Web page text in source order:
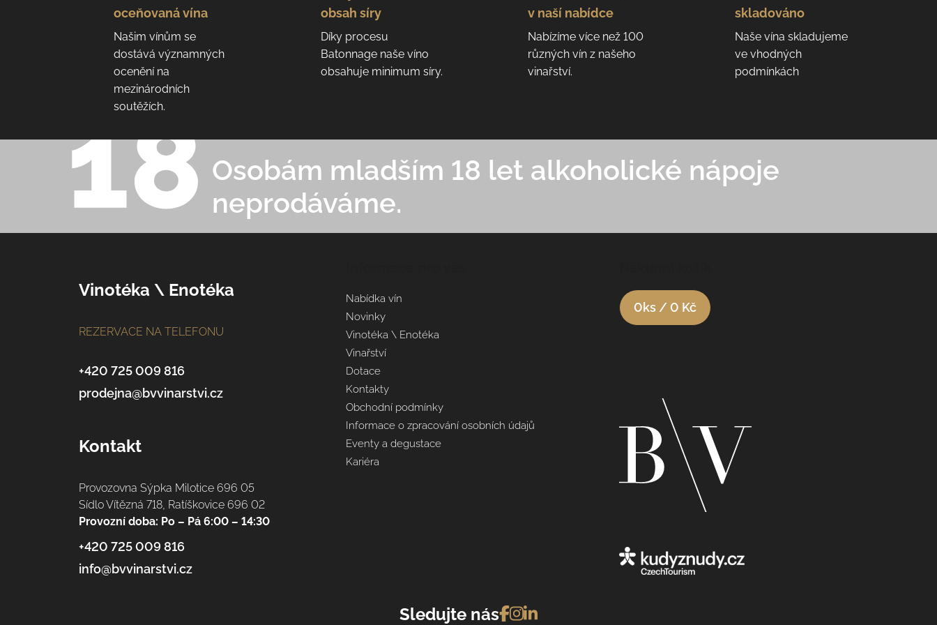
oceňovaná vína
Našim vínům se
dostává významných
ocenění na
mezinárodních
soutěžích.
obsah síry
Díky procesu
Batonnage naše víno
obsahuje minimum síry.
v naší nabídce
Nabízíme více než 100
různých vín z našeho
vinařství.
skladováno
Naše vína skladujeme
ve vhodných
podmínkách
Osobám mladším 18 let alkoholické nápoje
neprodáváme.
Vinotéka \ Enotéka
REZERVACE NA TELEFONU
+420 725 009 816
prodejna@bvvinarstvi.cz
Kontakt
Provozovna Sýpka Milotice 696 05
Sídlo Vítězná 718, Ratíškovice 696 02
Provozní doba: Po – Pá 6:00 – 14:30
+420 725 009 816
info@bvvinarstvi.cz
Nabídka vín
Novinky
Vinotéka \ Enotéka
Vinařství
Dotace
Kontakty
Obchodní podmínky
Informace o zpracování osobních údajů
Eventy a degustace
Kariéra
0ks /0 Kč
Sledujte nás